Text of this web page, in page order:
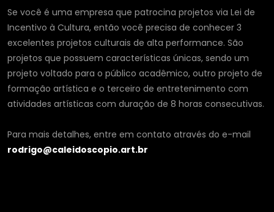
Se você é uma empresa que patrocina projetos via Lei de
Incentivo à Cultura, então você precisa de conhecer 3
excelentes projetos culturais de alta performance. São
projetos que possuem características únicas, sendo um
projeto voltado para o público acadêmico, outro projeto de
formação artística e o terceiro de entretenimento com
atividades artísticas com duração de 8 horas consecutivas.
Para mais detalhes, entre em contato através do e-mail
rodrigo@caleidoscopio.art.br